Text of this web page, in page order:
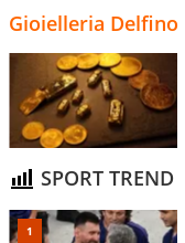
Gioielleria Delfino
SPORT TREND